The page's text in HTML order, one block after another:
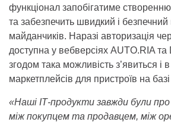
функціонал запобігатиме
та забезпечить швидкий і безпечний
майданчиків. Наразі авторизація
доступна у вебверсіях AUTO.RIA
згодом така можливість з’явиться і
маркетплейсів для пристроїв на
«Наші ІТ-продукти завжди були про
між покупцем та продавцем, між